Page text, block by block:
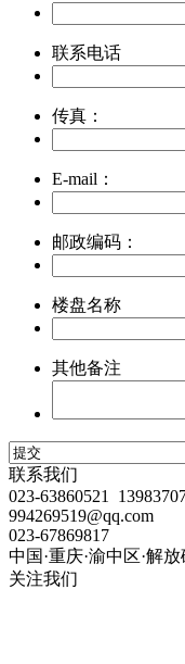
联系电话
传真：
E-mail：
邮政编码：
楼盘名称
其他备注
联系我们
023-63860521
994269519@qq.com
023-67869817
中国·重庆·渝中区·解
关注我们